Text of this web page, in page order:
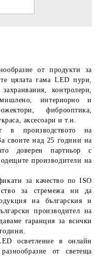
от продукти за
цялата гама LED пури,
контролери,
интериорно и
фиброоптика,
аксесоари и т.н.
в производството на
своите над 25 години на
доверен партньор с
производители на
за качество по ISO
за стремежа ни да
на българския и
производител на
гаранция за всички
осветление в онлайн
от светеща